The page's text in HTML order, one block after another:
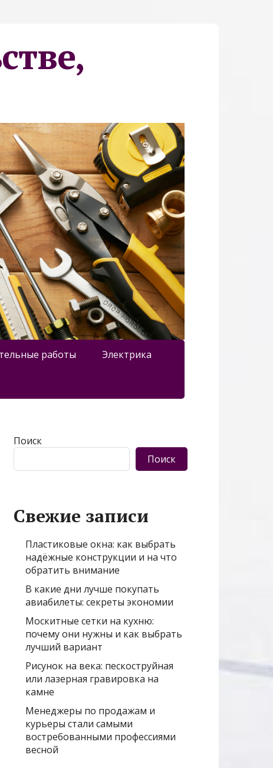
работы Электрика
Поиск
Поиск
Свежие записи
Пластиковые окна: как выбрать
надёжные конструкции и на что
обратить внимание
В какие дни лучше покупать
авиабилеты: секреты экономии
Москитные сетки на кухню:
почему они нужны и как выбрать
лучший вариант
Рисунок на века: пескоструйная
или лазерная гравировка на
камне
Менеджеры по продажам и
курьеры стали самыми
востребованными профессиями
весной